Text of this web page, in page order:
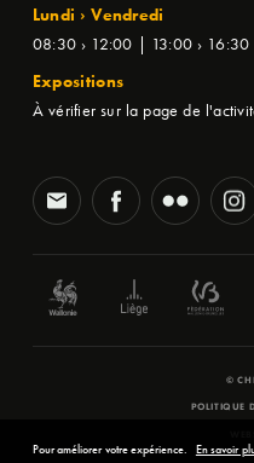
Lundi › Vendredi
08:30 › 12:00 | 13:00 › 16:30
Expositions
À vérifier sur la page de
©
POLITIQUE
Pour améliorer votre expérience. En savoir